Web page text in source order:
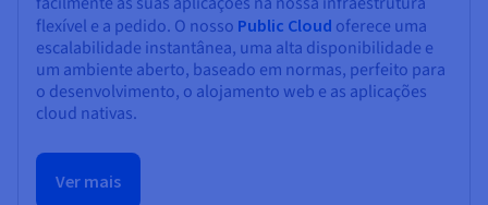
flexível e a pedido. O nosso Public Cloud oferece uma
escalabilidade instantânea, uma alta disponibilidade e
um ambiente aberto, baseado em normas, perfeito para
o desenvolvimento, o alojamento web e as aplicações
cloud nativas.
Ver mais